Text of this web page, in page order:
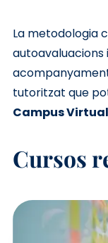
La metodologia
tutoritzat que
Campus Virtual
Cursos